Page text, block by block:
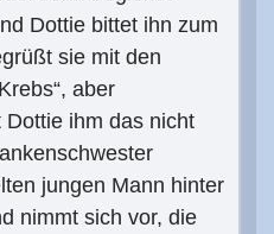
Dottie bittet ihn zum
sie mit den
aber
ihm das nicht
jungen Mann hinter
nimmt sich vor, die